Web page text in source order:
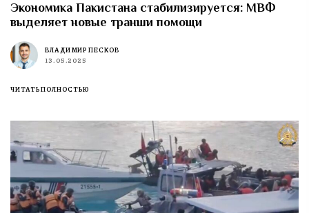
Экономика Пакистана стабилизируется: МВФ
выделяет новые транши помощи
ВЛАДИМИР ПЕСКОВ
13.05.2025
ЧИТАТЬ ПОЛНОСТЬЮ